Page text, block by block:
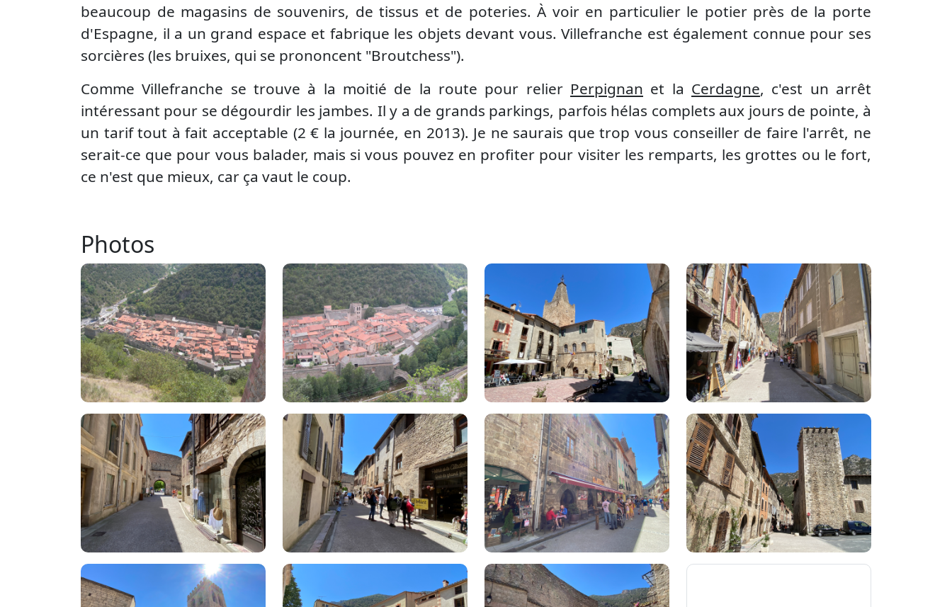
beaucoup de magasins de souvenirs, de tissus et de poteries. À voir en particulier le potier près de la porte
d'Espagne, il a un grand espace et fabrique les objets devant vous. Villefranche est également connue pour ses
sorcières (les bruixes, qui se prononcent "Broutchess").
Comme Villefranche se trouve à la moitié de la route pour relier Perpignan et la Cerdagne, c'est un arrêt
intéressant pour se dégourdir les jambes. Il y a de grands parkings, parfois hélas complets aux jours de pointe, à
un tarif tout à fait acceptable (2 € la journée, en 2013). Je ne saurais que trop vous conseiller de faire l'arrêt, ne
serait-ce que pour vous balader, mais si vous pouvez en profiter pour visiter les remparts, les grottes ou le fort,
ce n'est que mieux, car ça vaut le coup.
Photos